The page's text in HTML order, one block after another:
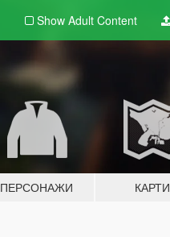
Show Adult Content
ПЕРСОНАЖИ КАРТИ